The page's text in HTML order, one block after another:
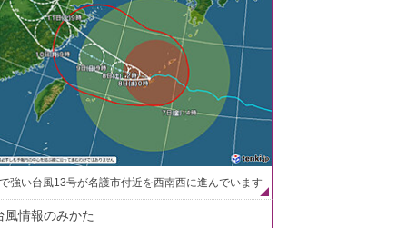
強い台風13号が名護市付近を西南西に進んでいます
風情報のみかた